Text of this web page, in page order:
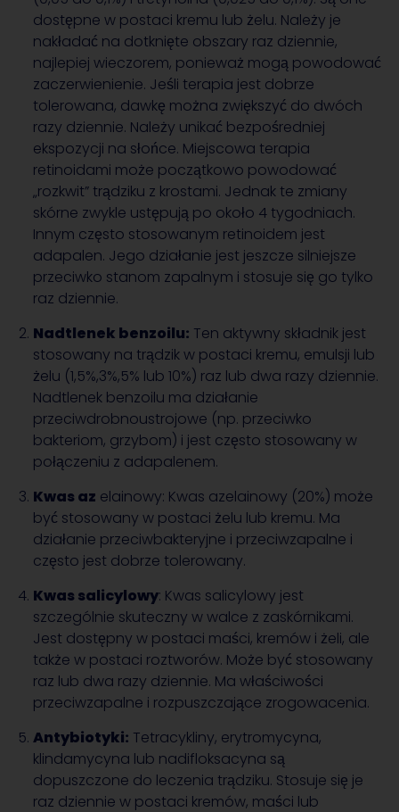
dostępne w postaci kremu lub żelu. Należy je
nakładać na dotknięte obszary raz dziennie,
najlepiej wieczorem, ponieważ mogą powodować
zaczerwienienie. Jeśli terapia jest dobrze
tolerowana, dawkę można zwiększyć do dwóch
razy dziennie. Należy unikać bezpośredniej
ekspozycji na słońce. Miejscowa terapia
retinoidami może początkowo powodować
„rozkwit” trądziku z krostami. Jednak te zmiany
skórne zwykle ustępują po około 4 tygodniach.
Innym często stosowanym retinoidem jest
adapalen. Jego działanie jest jeszcze silniejsze
przeciwko stanom zapalnym i stosuje się go tylko
raz dziennie.
Nadtlenek benzoilu: Ten aktywny składnik jest
stosowany na trądzik w postaci kremu, emulsji lub
żelu (1,5%,3%,5% lub 10%) raz lub dwa razy dziennie.
Nadtlenek benzoilu ma działanie
przeciwdrobnoustrojowe (np. przeciwko
bakteriom, grzybom) i jest często stosowany w
połączeniu z adapalenem.
Kwas az elainowy: Kwas azelainowy (20%) może
być stosowany w postaci żelu lub kremu. Ma
działanie przeciwbakteryjne i przeciwzapalne i
często jest dobrze tolerowany.
Kwas salicylowy: Kwas salicylowy jest
szczególnie skuteczny w walce z zaskórnikami.
Jest dostępny w postaci maści, kremów i żeli, ale
także w postaci roztworów. Może być stosowany
raz lub dwa razy dziennie. Ma właściwości
przeciwzapalne i rozpuszczające zrogowacenia.
Antybiotyki: Tetracykliny, erytromycyna,
klindamycyna lub nadifloksacyna są
dopuszczone do leczenia trądziku. Stosuje się je
raz dziennie w postaci kremów, maści lub